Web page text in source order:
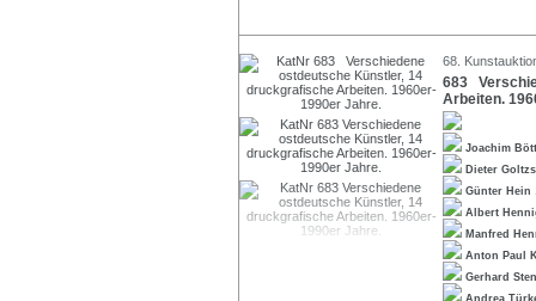
68.
683
Arbeiten.
Joachim
Dieter
Günter Hein
Albert
Manfred
Anton Paul
Gerhard
Andrea